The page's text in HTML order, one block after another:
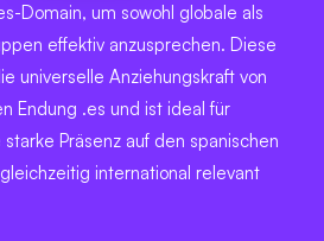
Domain, um sowohl globale als
effektiv anzusprechen. Diese
universelle Anziehungskraft von
Endung .es und ist ideal für
Präsenz auf den spanischen
international relevant